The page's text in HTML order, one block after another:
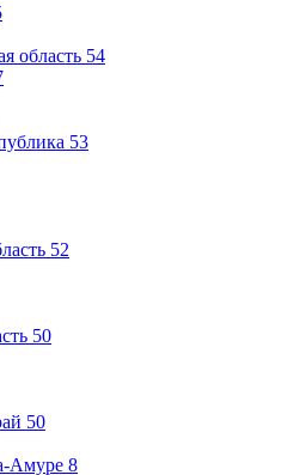
область 54
53
52
50
50
Амуре 8